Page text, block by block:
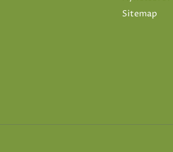
Sitemap